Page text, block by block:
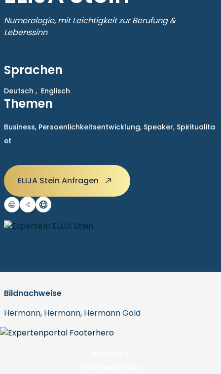
Numerologie, mit Leichtigkeit zur Berufung &
Lebenssinn
Sprachen
Deutsch , Englisch
Themen
Business, Persoenlichkeitsentwicklung, Speaker, Spiritualita
et
ELIJA Stein Anfragen
Bildnachweise
Hermann, Hermann, Hermann Gold